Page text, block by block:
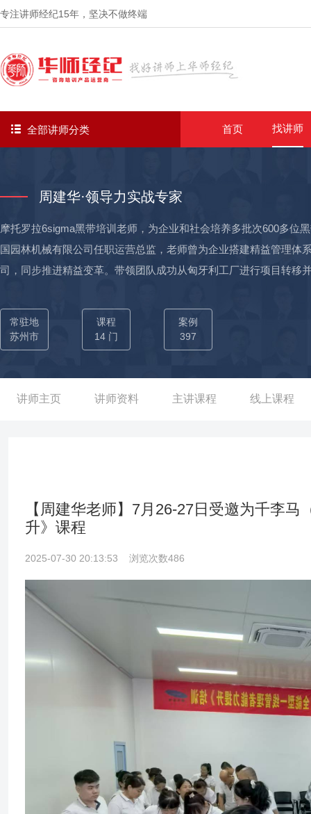
专注讲师经纪15年 ，坚决不做终端
全部讲师分类 首页 找讲师
周建华·领导力实战专家
摩托罗拉6sigma黑带培训老师，为企业和社会培养多批次600多位
国园林机械有限公司任职运营总监，老师曾为企业搭建精益管理体
司，同步推进精益变革。带领团队成功从匈牙利工厂进行项目转移
另辟新产品线开发汽车冲压零部件，经一年的努力，初见成效，为
织架构进行必要调整，同时进行核心团队培养，亲自培训，打造
营官COO，任职期间，老师带领团队进行车间改造，重新布局产
盾，开展多梯次培训，和团队建设活动，最终使团队消除隔阂，
常驻地
苏州市
课程
14 门
案例
397
讲师主页 讲师资料 主讲课程 线上课程
【周建华老师】7月26-27日受邀为千李
升》课程
2025-07-30 20:13:53 浏览次数486